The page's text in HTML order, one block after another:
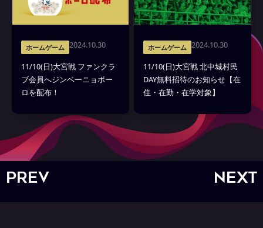
ホームゲーム 2024.10.30
11/10(日)大宮戦 ファンクラ
ブ会員へジンベーニョボー
ロを配布！
ホームゲーム 2024.10.30
11/10(日)大宮戦 北中城村民
DAY無料招待のお知らせ【在
住・在勤・在学対象】
PREV NEXT